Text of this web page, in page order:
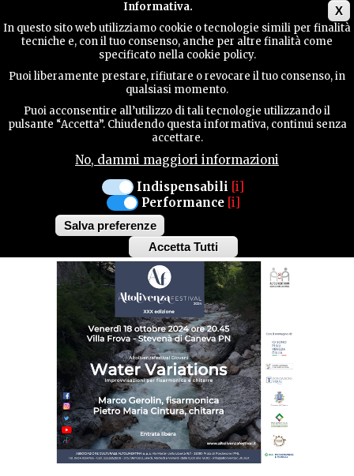
X
Informativa.
In questo sito web utilizziamo cookie o tecnologie simili per finalità
tecniche e, con il tuo consenso, anche per altre finalità come
specificato nella cookie policy.
Puoi liberamente prestare, rifiutare o revocare il tuo consenso, in
qualsiasi momento.
Puoi acconsentire all’utilizzo di tali tecnologie utilizzando il
pulsante “Accetta”. Chiudendo questa informativa, continui senza
accettare.
No, dammi maggiori informazioni
Indispensabili [i]
Performance [i]
Salva preferenze
Accetta Tutti
Withdraw
consent
CONTATTI
MANIFESTAZIONI
CANEVA
VENERDÌ 18 OTTOBRE ORE 20.45
CONCERTO WATER
VARIATIONS